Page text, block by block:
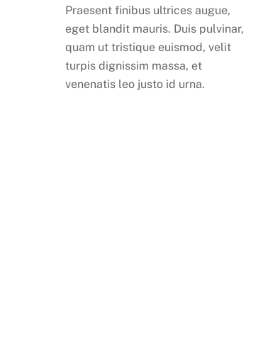
Praesent finibus ultrices augue,
eget blandit mauris. Duis pulvinar,
quam ut tristique euismod, velit
turpis dignissim massa, et
venenatis leo justo id urna.